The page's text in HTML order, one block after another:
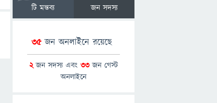
টি মন্তব্য জন সদস্য
35জন অনলাইনে রয়েছে
2জন সদস্য এবং 33জন গেস্ট
অনলাইনে